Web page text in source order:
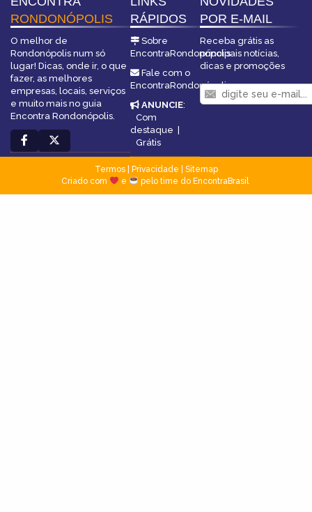
RONDONÓPOLIS
O melhor de
Rondonópolis num só
lugar! Dicas, onde ir, o que
fazer, as melhores
empresas, locais, serviços
e muito mais no guia
Encontra Rondonópolis.
RÁPIDOS
Sobre
EncontraRondonópolis
Fale com o
EncontraRondonópolis
ANUNCIE:
Com
destaque |
Grátis
POR E-MAIL
Receba grátis as
principais notícias,
dicas e promoções
Termos| Privacidade
Sitemap
Criado com
e pelo time do EncontraBrasil